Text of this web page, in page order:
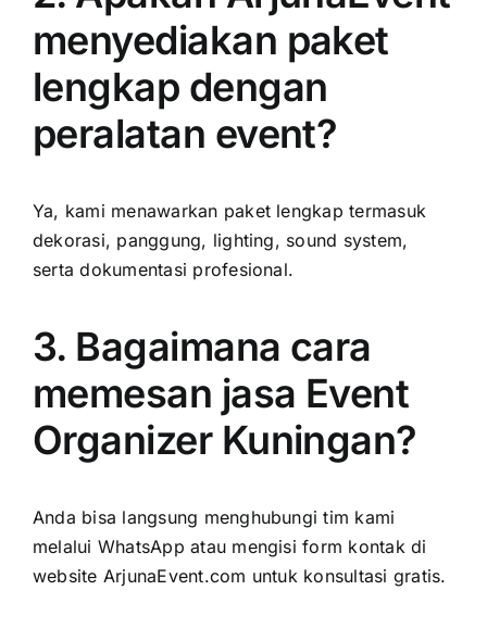
menyediakan paket
lengkap dengan
peralatan event?
Ya, kami menawarkan paket lengkap termasuk
dekorasi, panggung, lighting, sound system,
serta dokumentasi profesional.
3. Bagaimana cara
memesan jasa Event
Organizer Kuningan?
Anda bisa langsung menghubungi tim kami
melalui WhatsApp atau mengisi form kontak di
website ArjunaEvent.com untuk konsultasi gratis.